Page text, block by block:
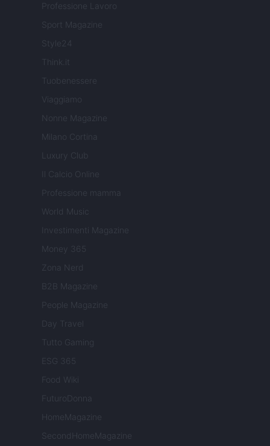
Professione Lavoro
Sport Magazine
Style24
Think.it
Tuobenessere
Viaggiamo
Nonne Magazine
Milano Cortina
Luxury Club
Il Calcio Online
Professione mamma
World Music
Investimenti Magazine
Money 365
Zona Nerd
B2B Magazine
People Magazine
Day Travel
Tutto Gaming
ESG 365
Food Wiki
FuturoDonna
HomeMagazine
SecondHomeMagazine